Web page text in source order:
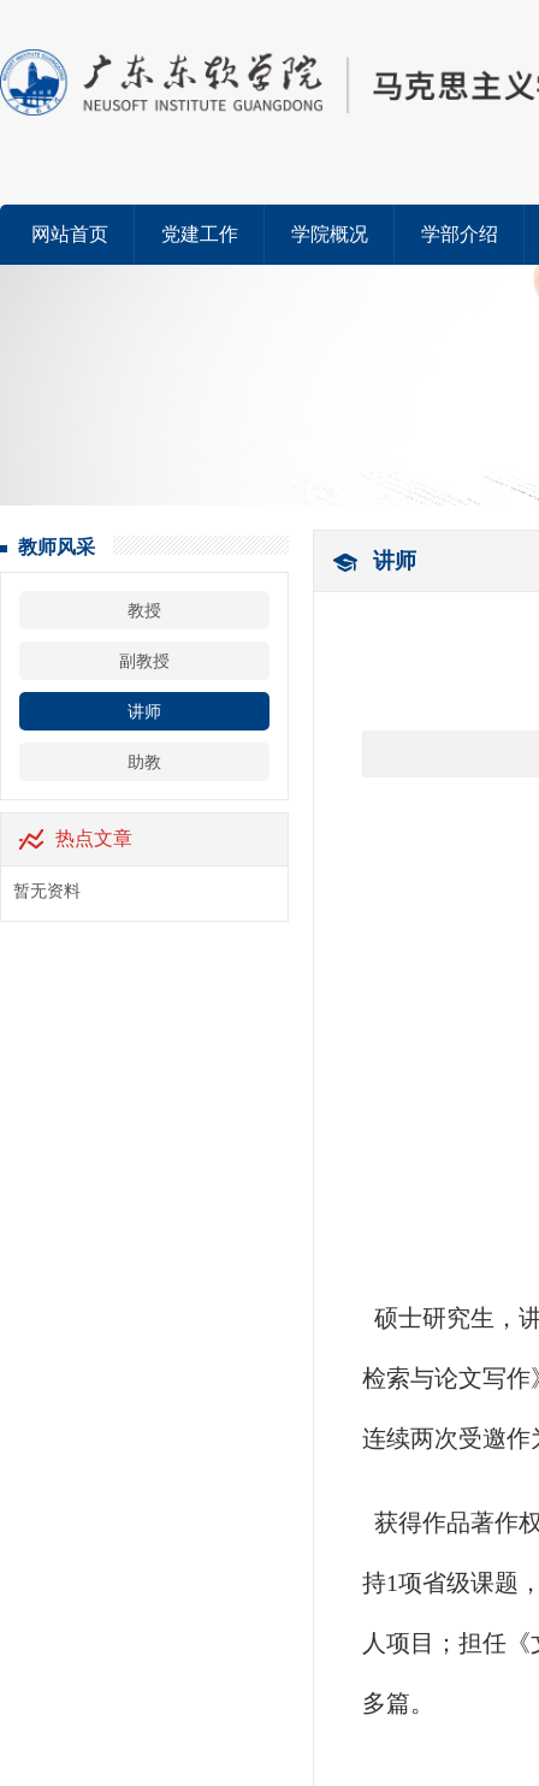
网站首页 党建工作 学院概况 学部介绍
教师风采
教授
副教授
讲师
助教
热点文章
暂无资料
讲师
硕士研究生，
检索与论文写作
连续两次受邀作
获得作品著作
持1项省级课题
人项目；担任
多篇。